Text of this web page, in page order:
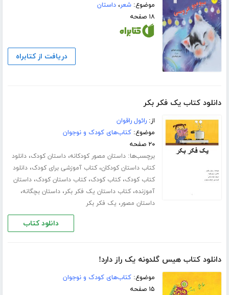
موضوع:شعر،داستان
۱۸ صفحه
دریافت از کتابراه
دانلود کتاب یک فکر بکر
از:رائول راقوان
موضوع:کتاب‌های کودک و نوجوان
۲۰ صفحه
برچسب‌ها:داستان مصور کودکانه،داستان کودک،دانلود
کتاب داستان کودکان،کتاب آموزشی برای کودک،دانلود
کتاب کودک،کتاب کودک،کتاب داستان کودک،داستان
آموزنده،کتاب داستان یک فکر بکر،داستان بچگانه،
داستان مصور، یک فکر بکر
دانلود کتاب
دانلود کتاب هیس گلدونه یک راز دارد!
موضوع:کتاب‌های کودک و نوجوان
۱۵ صفحه